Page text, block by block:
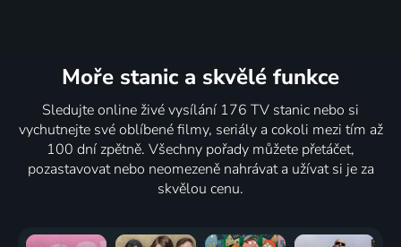
Moře stanic a skvělé funkce
Sledujte online živé vysílání 176 TV stanic nebo si
vychutnejte své oblíbené filmy, seriály a cokoli mezi tím až
100 dní zpětně. Všechny pořady můžete přetáčet,
pozastavovat nebo neomezeně nahrávat a užívat si je za
skvělou cenu.